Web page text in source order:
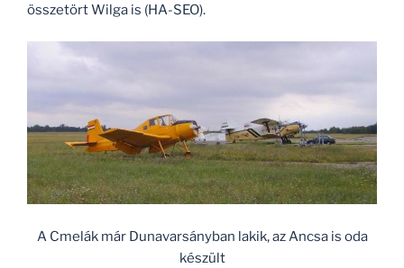
összetört Wilga is (HA-SEO).
A Cmelák már Dunavarsányban lakik, az Ancsa is oda
készült